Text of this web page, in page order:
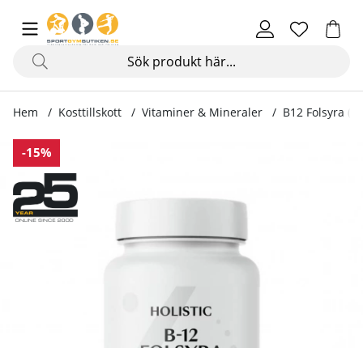
Hem Kosttillskott Vitaminer & Mineraler B12 Folsyra
-15%
Produktbilder B12 Folsyra (Vegan), 90 caps